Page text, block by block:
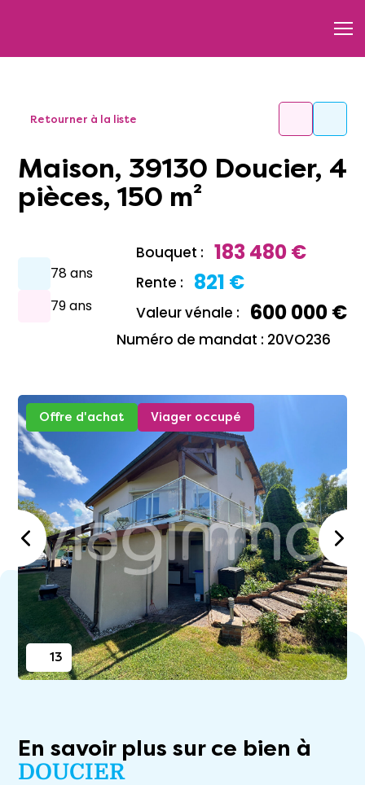
Retourner à la liste
Maison, 39130 Doucier, 4
pièces, 150 m²
78 ans
79 ans
Bouquet : 183 480 €
Rente : 821 €
Valeur vénale : 600 000 €
Numéro de mandat : 20VO236
Offre d'achat Viager occupé
13
En savoir plus sur ce bien à
DOUCIER